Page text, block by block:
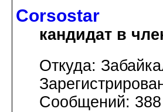
Corsostar
кандидат в
Откуда:
Сообщений: 388